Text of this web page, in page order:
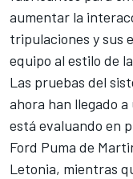
aumentar la
tripulaciones y sus
equipo al estilo de la
Las pruebas del
ahora han llegado
está evaluando en
Ford Puma de
Letonia, mientras